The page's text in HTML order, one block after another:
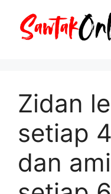
Zidan
setiap
dan